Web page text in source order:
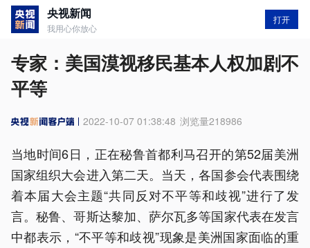
央视新闻
我用心你放心
打开
专家：美国漠视移民基本人权加剧不
平等
2022-10-07 01:38:48 浏览量218986
当地时间6日，正在秘鲁首都利马召开的第52届美洲
国家组织大会进入第二天。当天，各国参会代表围绕
着本届大会主题“共同反对不平等和歧视”进行了发
言。秘鲁、哥斯达黎加、萨尔瓦多等国家代表在发言
中都表示，“不平等和歧视”现象是美洲国家面临的重